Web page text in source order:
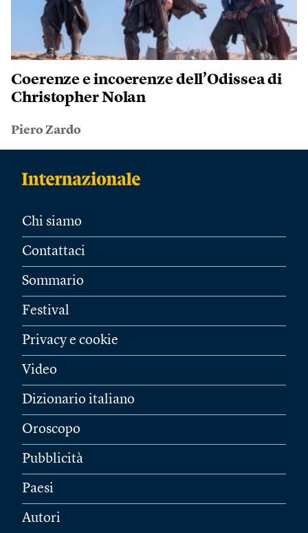
Coerenze e incoerenze dell’Odissea di
Christopher Nolan
Piero Zardo
Chi siamo
Contattaci
Sommario
Festival
Privacy e cookie
Video
Dizionario italiano
Oroscopo
Pubblicità
Paesi
Autori